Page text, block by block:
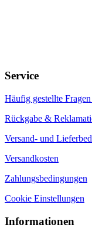
Kauf einer
Preis einer
Keimsperren in
Osmosewasser
Wasserfilter
Online-Shopby